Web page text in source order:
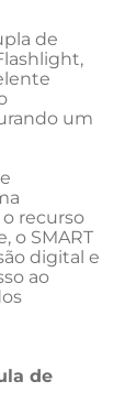
de
um
recurso
o SMART
digital e
ao
de